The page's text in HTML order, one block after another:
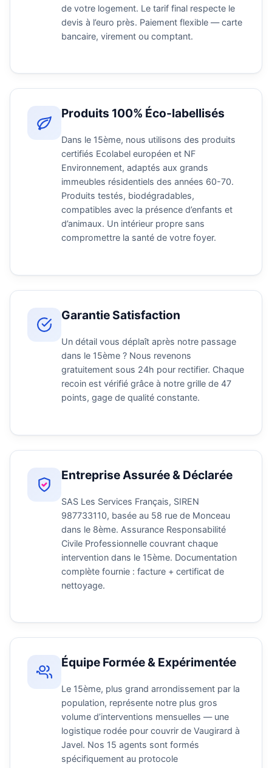
de votre logement. Le tarif final respecte le
devis à l’euro près. Paiement flexible — carte
bancaire, virement ou comptant.
Produits 100% Éco-labellisés
Dans le 15ème, nous utilisons des produits
certifiés Ecolabel européen et NF
Environnement, adaptés aux grands
immeubles résidentiels des années 60-70.
Produits testés, biodégradables,
compatibles avec la présence d’enfants et
d’animaux. Un intérieur propre sans
compromettre la santé de votre foyer.
Garantie Satisfaction
Un détail vous déplaît après notre passage
dans le 15ème ? Nous revenons
gratuitement sous 24h pour rectifier. Chaque
recoin est vérifié grâce à notre grille de 47
points, gage de qualité constante.
Entreprise Assurée & Déclarée
SAS Les Services Français, SIREN
987733110, basée au 58 rue de Monceau
dans le 8ème. Assurance Responsabilité
Civile Professionnelle couvrant chaque
intervention dans le 15ème. Documentation
complète fournie : facture + certificat de
nettoyage.
Équipe Formée & Expérimentée
Le 15ème, plus grand arrondissement par la
population, représente notre plus gros
volume d’interventions mensuelles — une
logistique rodée pour couvrir de Vaugirard à
Javel. Nos 15 agents sont formés
spécifiquement au protocole